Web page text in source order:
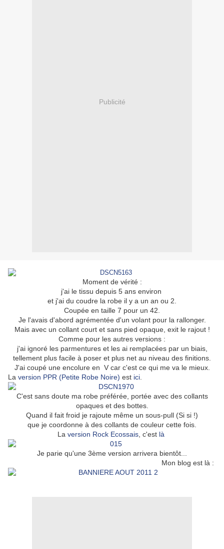
Publicité
Moment de vérité :
j'ai le tissu depuis 5 ans environ
et j'ai du coudre la robe il y a un an ou 2.
Coupée en taille 7 pour un 42.
Je l'avais d'abord agrémentée d'un volant pour la rallonger.
Mais avec un collant court et sans pied opaque, exit le rajout !
Comme pour les autres versions :
j'ai ignoré les parmentures et les ai remplacées par un biais,
tellement plus facile à poser et plus net au niveau des finitions.
J'ai coupé une encolure en V car c'est ce qui me va le mieux.
La version PPR (Petite Robe Noire) est ici
C'est sans doute ma robe préférée, portée avec des collants
opaques et des bottes.
Quand il fait froid je rajoute même un sous-pull (Si si !)
que je coordonne à des collants de couleur cette fois.
La version Rock Ecossais , c'est là
Je parie qu'une 3ème version arrivera bientôt...
Mon blog est là :